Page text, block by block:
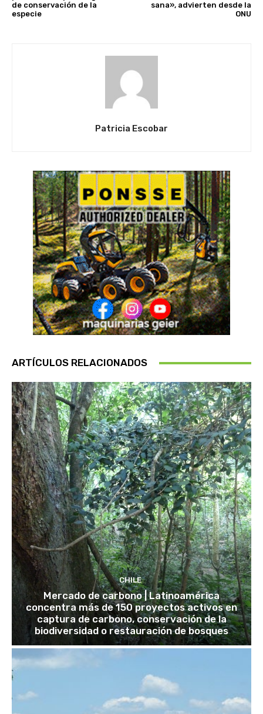
de conservación de la
especie
sana», advierten desde la
ONU
Patricia Escobar
ARTÍCULOS RELACIONADOS
CHILE
Mercado de carbono | Latinoamérica
concentra más de 150 proyectos activos en
captura de carbono, conservación de la
biodiversidad o restauración de bosques